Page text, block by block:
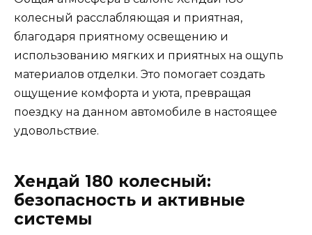
колесный расслабляющая и приятная,
благодаря приятному освещению и
использованию мягких и приятных на ощупь
материалов отделки. Это помогает создать
ощущение комфорта и уюта, превращая
поездку на данном автомобиле в настоящее
удовольствие.
Хендай 180 колесный:
безопасность и активные
системы